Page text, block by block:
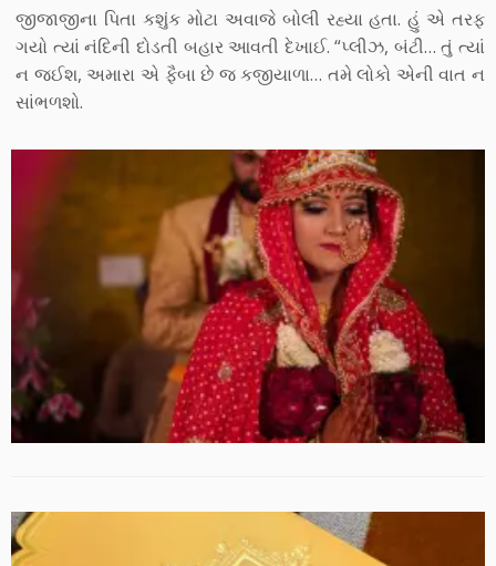
જીજાજીના પિતા કશુંક મોટા અવાજે બોલી રહ્યા હતા. હું એ તરફ
ગયો ત્યાં નંદિની દોડતી બહાર આવતી દેખાઈ. “પ્લીઝ, બંટી… તું ત્યાં
ન જઈશ, અમારા એ ફૈબા છે જ કજીયાળા… તમે લોકો એની વાત ન
સાંભળશો.